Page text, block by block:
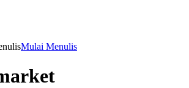
Mulai Menulis